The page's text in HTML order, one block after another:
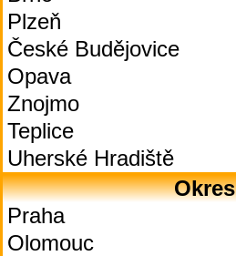
Plzeň
České Budějovice
Opava
Znojmo
Teplice
Uherské Hradiště
Okres
Praha
Olomouc